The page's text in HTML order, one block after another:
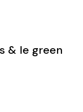
& le green